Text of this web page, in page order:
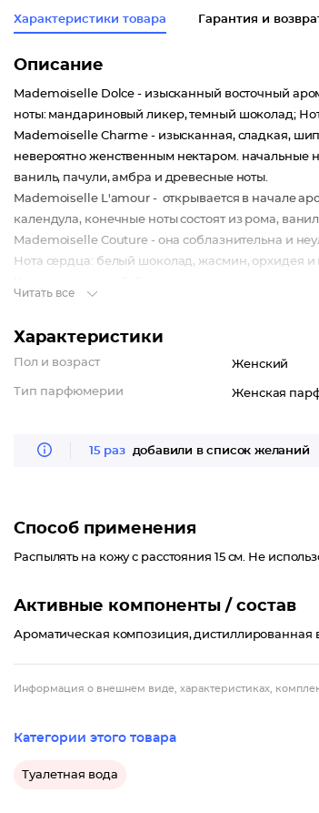
Характеристики товара Гарантия и
Описание
Mademoiselle Dolce - изысканный восточный
ноты: мандариновый ликер, темный шоколад;
Mademoiselle Charme - изысканная, сладкая,
невероятно женственным нектаром. начальные
ваниль, пачули, амбра и древесные ноты.
Mademoiselle L'amour - открывается в начале
календула, конечные ноты состоят из рома,
Mademoiselle Couture - она соблазнительна и
Нота сердца: белый шоколад, жасмин, орхидея
Читать все
Характеристики
Пол и возраст Женский
Тип парфюмерии Женская
15 раз добавили в список желаний
Способ применения
Распылять на кожу с расстояния 15 см. Не
Активные компоненты / состав
Ароматическая композиция, дистиллированная
Информация о внешнем виде, характеристиках,
Категории этого товара
Туалетная вода